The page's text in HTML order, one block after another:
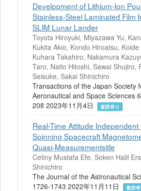
Development of Lithium-Ion
Stainless-Steel Laminated Film
SLIM Lunar Lander
Toyota Hiroyuki, Miyazawa Yu,
Kukita Akio, Kondo Hiroatsu, Koide
Kuhara Takahiro, Nakamura
Taro, Naito Hitoshi, Sawai Shujiro,
Seisuke, Sakai Shinichiro
Transactions of the Japan Society
Aeronautical and Space Sciences
208 2023年11月4日
査読有り
Real-Time Attitude
Spinning Spacecraft
Quasi-Measurementsitle
Cetiny Mustafa Efe, Soken Halil
Shinichiro
The Journal of the Astronautical
1726-1743 2022年11月11日
査読有